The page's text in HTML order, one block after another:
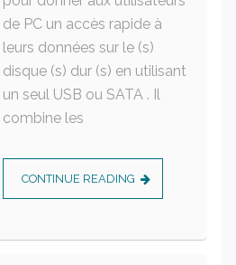
de PC un accès rapide à
leurs données sur le (s)
disque (s) dur (s) en utilisant
un seul USB ou SATA . Il
combine les
CONTINUE READING